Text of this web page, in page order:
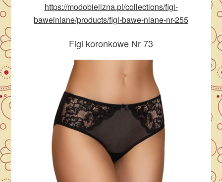
https://modobielizna.pl/collections/figi-
bawelniane/products/figi-bawe-niane-nr-255
Figi koronkowe Nr 73